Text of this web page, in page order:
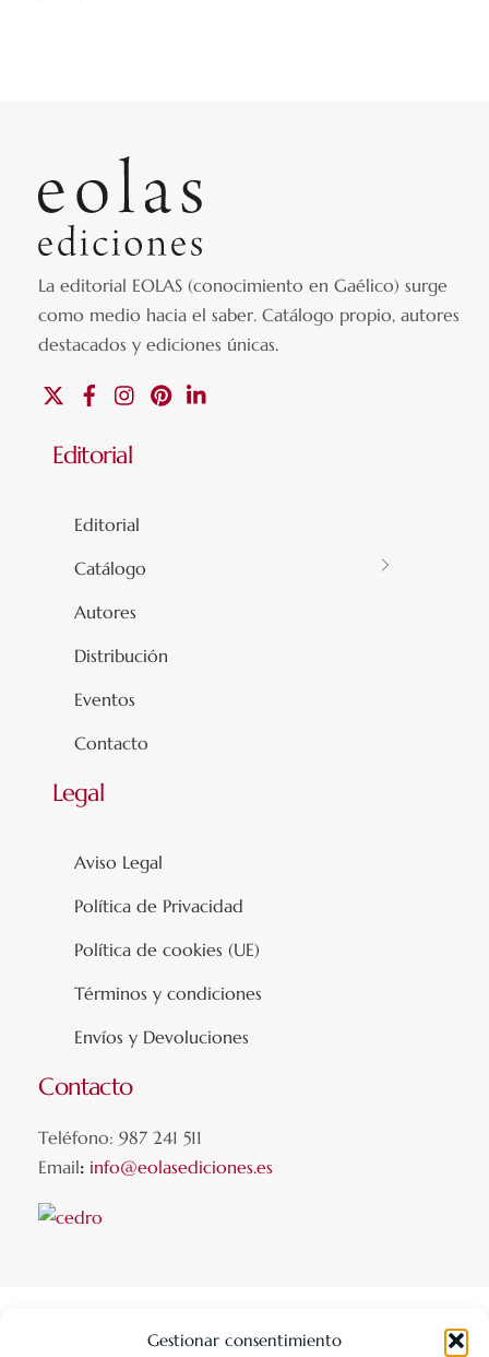
Gestionar consentimiento
La editorial EOLAS (conocimiento en Gaélico) surge
como medio hacia el saber.Catálogo propio, autores
destacados y ediciones únicas.
FacebookInstagramPinterest
Editorial
Editorial
Catálogo
Autores
Distribución
Eventos
Contacto
Legal
Aviso Legal
Política de Privacidad
Política de cookies (UE)
Términos y condiciones
Envíos y Devoluciones
Contacto
Teléfono: 987 241 511
Email: info@eolasediciones.es